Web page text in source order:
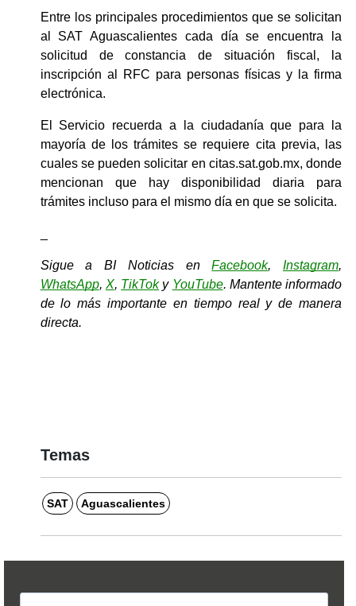
Entre los principales procedimientos que se solicitan
al SAT Aguascalientes cada día se encuentra la
solicitud de constancia de situación fiscal, la
inscripción al RFC para personas físicas y la firma
electrónica.
El Servicio recuerda a la ciudadanía que para la
mayoría de los trámites se requiere cita previa, las
cuales se pueden solicitar en citas.sat.gob.mx, donde
mencionan que hay disponibilidad diaria para
trámites incluso para el mismo día en que se solicita.
Sigue a BI Noticias en Facebook, Instagram,
WhatsApp, X, TikTok y YouTube. Mantente informado
de lo más importante en tiempo real y de manera
directa.
Temas
SAT Aguascalientes